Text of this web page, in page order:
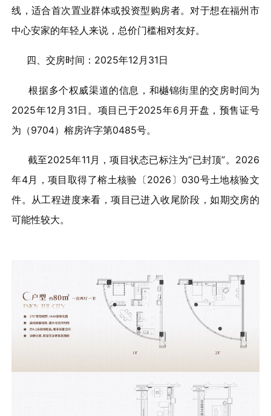
线，适合首次置业群体或投资型购房者。对于想在福州市
中心安家的年轻人来说，总价门槛相对友好。
四、交房时间：2025年12月31日
根据多个权威渠道的信息，和樾锦街里的交房时间为
2025年12月31日。项目已于2025年6月开盘，预售证号
为（9704）榕房许字第0485号。
截至2025年11月，项目状态已标注为“已封顶”。2026
年4月，项目取得了榕土核验〔2026〕030号土地核验文
件。从工程进度来看，项目已进入收尾阶段，如期交房的
可能性较大。